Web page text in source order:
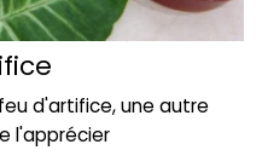
d'artifice, une autre
l'apprécier